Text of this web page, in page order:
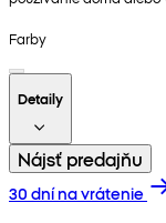
Farby
Detaily
Nájsť predajňu
30 dní na vrátenie